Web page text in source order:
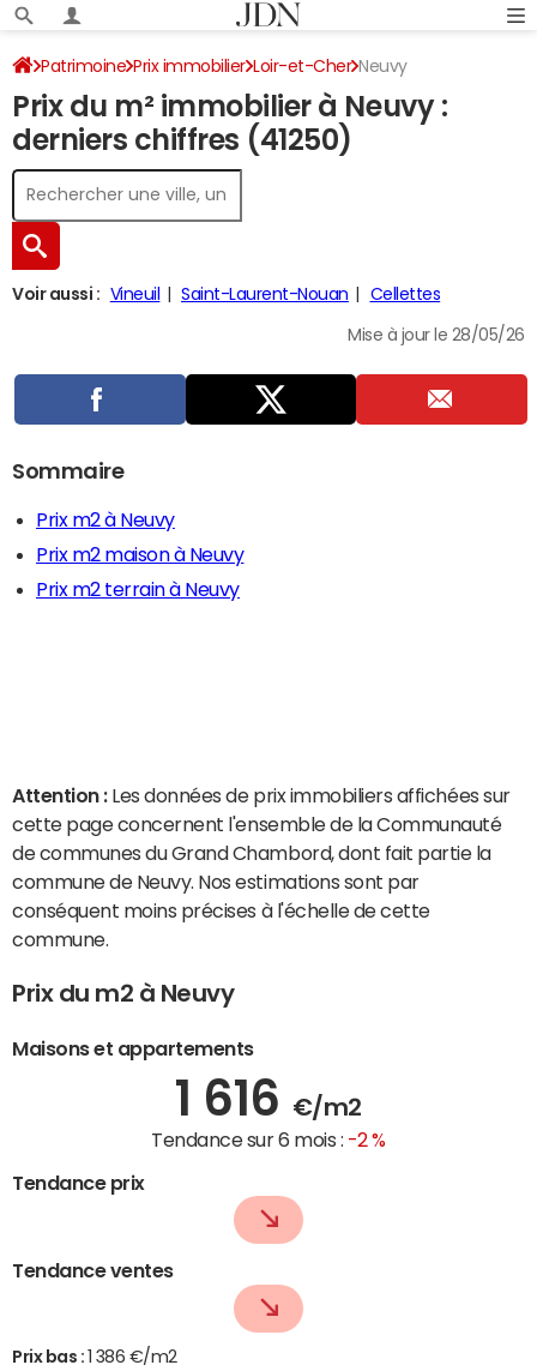
Patrimoine Prix immobilier Loir-et-Cher Neuvy
Prix du m² immobilier à Neuvy :
derniers chiffres (41250)
Voir aussi : Vineuil Saint-Laurent-Nouan Cellettes
Mise à jour le 28/05/26
Sommaire
Prix m2 à Neuvy
Prix m2 maison à Neuvy
Prix m2 terrain à Neuvy
Attention : Les données de prix immobiliers affichées sur
cette page concernent l'ensemble de la Communauté
de communes du Grand Chambord, dont fait partie la
commune de Neuvy. Nos estimations sont par
conséquent moins précises à l'échelle de cette
commune.
Prix du m2 à Neuvy
Maisons et appartements
1 616 €/m2
Tendance sur 6 mois : -2 %
Tendance prix
Tendance ventes
Prix bas :
1 386 €/m2